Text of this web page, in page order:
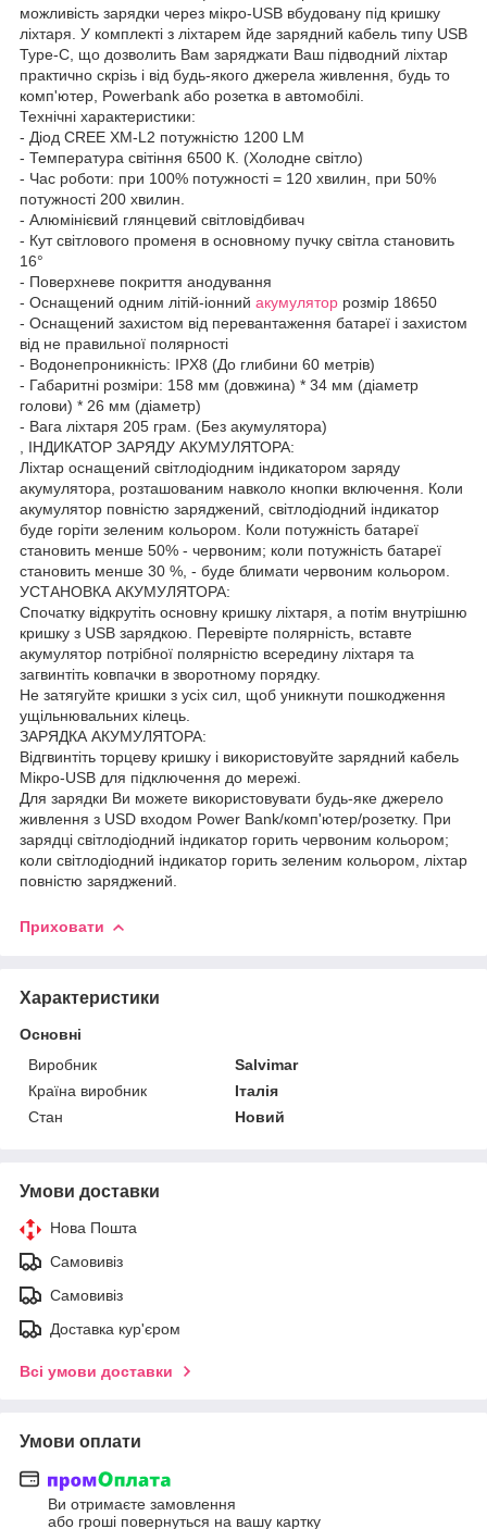
можливість зарядки через мікро-USB вбудовану під кришку
ліхтаря. У комплекті з ліхтарем йде зарядний кабель типу USB
Type-C, що дозволить Вам заряджати Ваш підводний ліхтар
практично скрізь і від будь-якого джерела живлення, будь то
комп'ютер, Powerbank або розетка в автомобілі.
Технічні характеристики:
- Діод CREE XM-L2 потужністю 1200 LM
- Температура світіння 6500 К. (Холодне світло)
- Час роботи: при 100% потужності = 120 хвилин, при 50%
потужності 200 хвилин.
- Алюмінієвий глянцевий світловідбивач
- Кут світлового променя в основному пучку світла становить
16°
- Поверхневе покриття анодування
- Оснащений одним літій-іонний акумулятор розмір 18650
- Оснащений захистом від перевантаження батареї і захистом
від не правильної полярності
- Водонепроникність: IPX8 (До глибини 60 метрів)
- Габаритні розміри: 158 мм (довжина) * 34 мм (діаметр
голови) * 26 мм (діаметр)
- Вага ліхтаря 205 грам. (Без акумулятора)
, ІНДИКАТОР ЗАРЯДУ АКУМУЛЯТОРА:
Ліхтар оснащений світлодіодним індикатором заряду
акумулятора, розташованим навколо кнопки включення. Коли
акумулятор повністю заряджений, світлодіодний індикатор
буде горіти зеленим кольором. Коли потужність батареї
становить менше 50% - червоним; коли потужність батареї
становить менше 30 %, - буде блимати червоним кольором.
УСТАНОВКА АКУМУЛЯТОРА:
Спочатку відкрутіть основну кришку ліхтаря, а потім внутрішню
кришку з USB зарядкою. Перевірте полярність, вставте
акумулятор потрібної полярністю всередину ліхтаря та
загвинтіть ковпачки в зворотному порядку.
Не затягуйте кришки з усіх сил, щоб уникнути пошкодження
ущільнювальних кілець.
ЗАРЯДКА АКУМУЛЯТОРА:
Відгвинтіть торцеву кришку і використовуйте зарядний кабель
Мікро-USB для підключення до мережі.
Для зарядки Ви можете використовувати будь-яке джерело
живлення з USD входом Power Bank/комп'ютер/розетку. При
зарядці світлодіодний індикатор горить червоним кольором;
коли світлодіодний індикатор горить зеленим кольором, ліхтар
повністю заряджений.
Приховати
Характеристики
Основні
Виробник
Salvimar
Країна виробник
Італія
Стан
Новий
Умови доставки
Нова Пошта
Самовивіз
Самовивіз
Доставка кур'єром
Всі умови доставки
Умови оплати
Ви отримаєте замовлення
або гроші повернуться на вашу картку